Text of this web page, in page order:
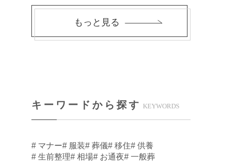
もっと見る
キーワードから探す KEYWORDS
# マナー# 服装# 葬儀# 移住# 供養
# 生前整理# 相場# お通夜# 一般葬